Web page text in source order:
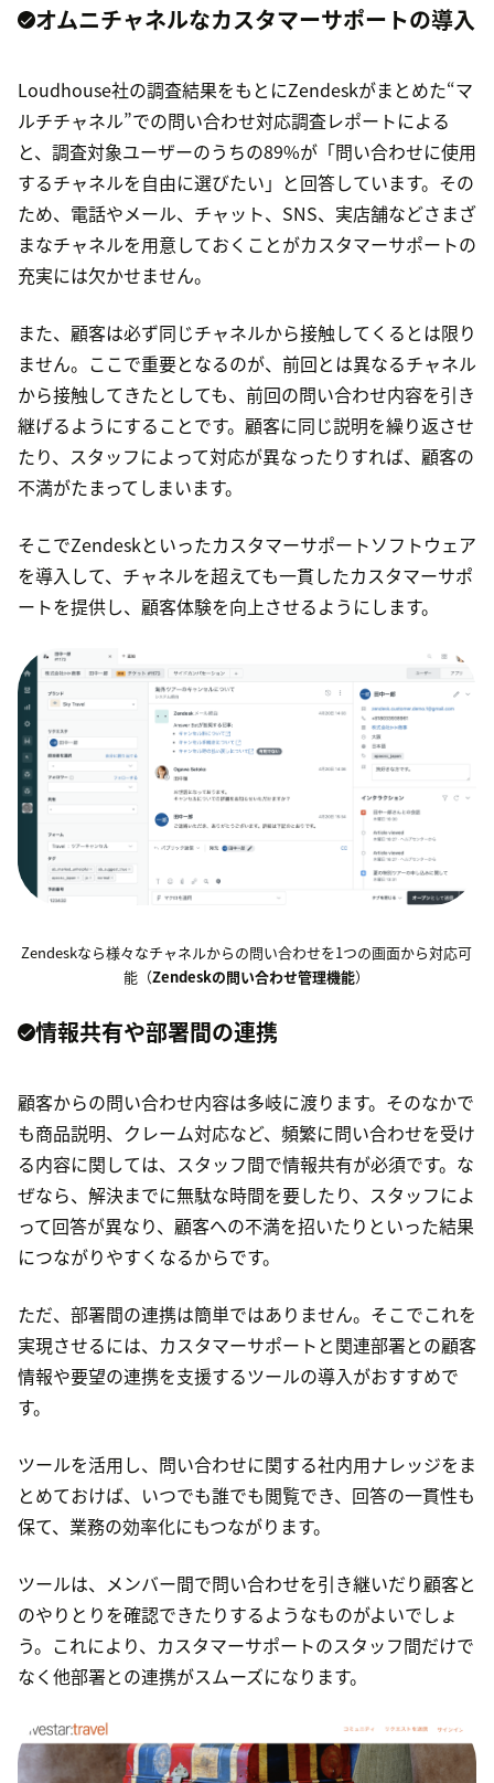
オムニチャネルなカスタマーサポートの導入
Loudhouse社の調査結果をもとにZendeskがまとめた“マ
ルチチャネル”での問い合わせ対応調査レポートによる
と、調査対象ユーザーのうちの89%が「問い合わせに使用
するチャネルを自由に選びたい」と回答しています。その
ため、電話やメール、チャット、SNS、実店舗などさまざ
まなチャネルを用意しておくことがカスタマーサポートの
充実には欠かせません。
また、顧客は必ず同じチャネルから接触してくるとは限り
ません。ここで重要となるのが、前回とは異なるチャネル
から接触してきたとしても、前回の問い合わせ内容を引き
継げるようにすることです。顧客に同じ説明を繰り返させ
たり、スタッフによって対応が異なったりすれば、顧客の
不満がたまってしまいます。
そこでZendeskといったカスタマーサポートソフトウェア
を導入して、チャネルを超えても一貫したカスタマーサポ
ートを提供し、顧客体験を向上させるようにします。
Zendeskなら様々なチャネルからの問い合わせを1つの画面から対応可
能（Zendeskの問い合わせ管理機能）
情報共有や部署間の連携
顧客からの問い合わせ内容は多岐に渡ります。そのなかで
も商品説明、クレーム対応など、頻繁に問い合わせを受け
る内容に関しては、スタッフ間で情報共有が必須です。な
ぜなら、解決までに無駄な時間を要したり、スタッフによ
って回答が異なり、顧客への不満を招いたりといった結果
につながりやすくなるからです。
ただ、部署間の連携は簡単ではありません。そこでこれを
実現させるには、カスタマーサポートと関連部署との顧客
情報や要望の連携を支援するツールの導入がおすすめで
す。
ツールを活用し、問い合わせに関する社内用ナレッジをま
とめておけば、いつでも誰でも閲覧でき、回答の一貫性も
保て、業務の効率化にもつながります。
ツールは、メンバー間で問い合わせを引き継いだり顧客と
のやりとりを確認できたりするようなものがよいでしょ
う。これにより、カスタマーサポートのスタッフ間だけで
なく他部署との連携がスムーズになります。